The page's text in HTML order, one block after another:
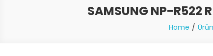
SAMSUNG NP-R522
Home